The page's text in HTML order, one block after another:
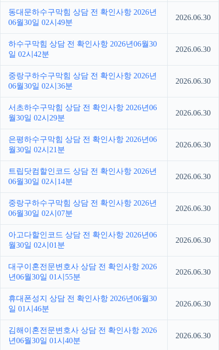
동대문하수구막힘 상담 전 확인사항 2026년
06월30일 02시49분
2026.06.30
하수구막힘 상담 전 확인사항 2026년06월30
일 02시42분
2026.06.30
중랑구하수구막힘 상담 전 확인사항 2026년
06월30일 02시36분
2026.06.30
서초하수구막힘 상담 전 확인사항 2026년06
월30일 02시29분
2026.06.30
은평하수구막힘 상담 전 확인사항 2026년06
월30일 02시21분
2026.06.30
트립닷컴할인코드 상담 전 확인사항 2026년
06월30일 02시14분
2026.06.30
중랑구하수구막힘 상담 전 확인사항 2026년
06월30일 02시07분
2026.06.30
아고다할인코드 상담 전 확인사항 2026년06
월30일 02시01분
2026.06.30
대구이혼전문변호사 상담 전 확인사항 2026
년06월30일 01시55분
2026.06.30
휴대폰성지 상담 전 확인사항 2026년06월30
일 01시46분
2026.06.30
김해이혼전문변호사 상담 전 확인사항 2026
년06월30일 01시40분
2026.06.30